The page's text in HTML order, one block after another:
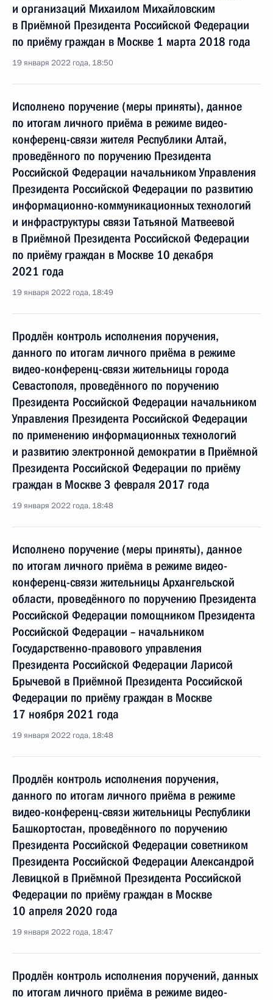
и организаций Михаилом Михайловским
в Приёмной Президента Российской Федерации
по приёму граждан в Москве 1 марта 2018 года
19 января 2022 года, 18:50
Исполнено поручение (меры приняты), данное
по итогам личного приёма в режиме видео-
конференц-связи жителя Республики Алтай,
проведённого по поручению Президента
Российской Федерации начальником Управления
Президента Российской Федерации по развитию
информационно-коммуникационных технологий
и инфраструктуры связи Татьяной Матвеевой
в Приёмной Президента Российской Федерации
по приёму граждан в Москве 10 декабря
2021 года
19 января 2022 года, 18:49
Продлён контроль исполнения поручения,
данного по итогам личного приёма в режиме
видео-конференц-связи жительницы города
Севастополя, проведённого по поручению
Президента Российской Федерации начальником
Управления Президента Российской Федерации
по применению информационных технологий
и развитию электронной демократии в Приёмной
Президента Российской Федерации по приёму
граждан в Москве 3 февраля 2017 года
19 января 2022 года, 18:48
Исполнено поручение (меры приняты), данное
по итогам личного приёма в режиме видео-
конференц-связи жительницы Архангельской
области, проведённого по поручению Президента
Российской Федерации помощником Президента
Российской Федерации – начальником
Государственно-правового управления
Президента Российской Федерации Ларисой
Брычевой в Приёмной Президента Российской
Федерации по приёму граждан в Москве
17 ноября 2021 года
19 января 2022 года, 18:48
Продлён контроль исполнения поручения,
данного по итогам личного приёма в режиме
видео-конференц-связи жительницы Республики
Башкортостан, проведённого по поручению
Президента Российской Федерации советником
Президента Российской Федерации Александрой
Левицкой в Приёмной Президента Российской
Федерации по приёму граждан в Москве
10 апреля 2020 года
19 января 2022 года, 18:47
Продлён контроль исполнения поручений, данных
по итогам личного приёма в режиме видео-